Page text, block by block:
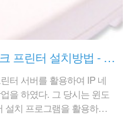
윈도우7에서 IP 네트워크 프린터 설치방법 - ZOT PU201편
터 서버를 활용하여 IP 네
을 하였다. 그 당시는 윈도
설치 프로그램을 활용하여